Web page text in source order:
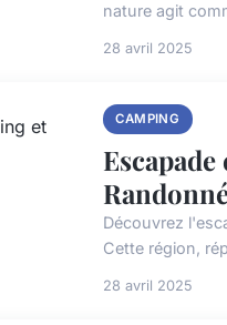
nature agit
28 avril 2025
CAMPING
Découvrez
Cette région,
28 avril 2025